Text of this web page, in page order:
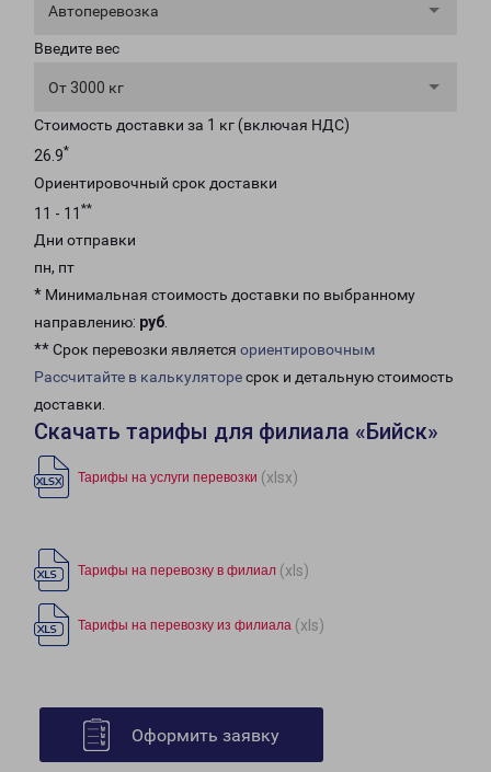
Автоперевозка
Введите вес
От 3000 кг
Стоимость доставки за 1 кг (включая НДС)
26.9*
Ориентировочный срок доставки
11 - 11 **
Дни отправки
пн, пт
* Минимальная стоимость доставки по выбранному
направлению: руб.
** Срок перевозки является ориентировочным
Рассчитайте в калькуляторесрок и детальную стоимость
доставки.
Скачать тарифы для филиала «Бийск»
Тарифы на услуги перевозки (xlsx)
Тарифы на перевозку в филиал (xls)
Тарифы на перевозку из филиала (xls)
Оформить заявку